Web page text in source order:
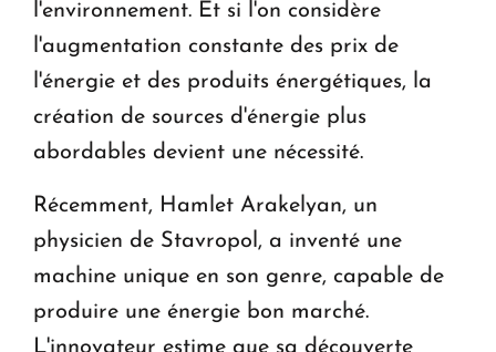
l'environnement. Et si l'on considère
l'augmentation constante des prix de
l'énergie et des produits énergétiques, la
création de sources d'énergie plus
abordables devient une nécessité.
Récemment, Hamlet Arakelyan, un
physicien de Stavropol, a inventé une
machine unique en son genre, capable de
produire une énergie bon marché.
L'innovateur estime que sa découverte